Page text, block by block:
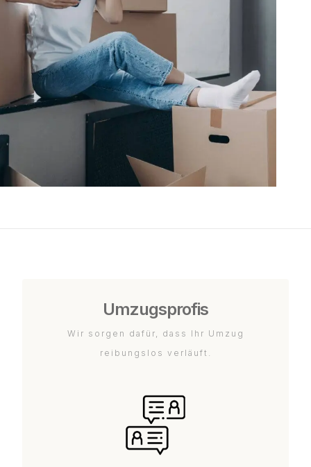
Umzugsprofis
Wir sorgen dafür, dass Ihr Umzug
reibungslos verläuft.